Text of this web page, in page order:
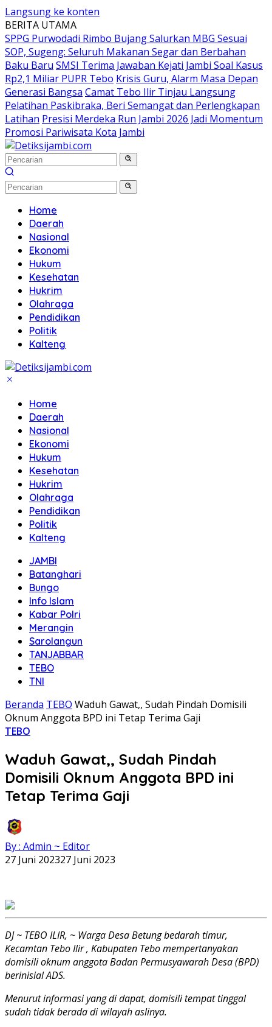
Langsung ke konten
BERITA UTAMA
SPPG Purwodadi Rimbo Bujang Salurkan MBG Sesuai
SOP, Sugeng: Seluruh Makanan Segar dan Berbahan
Baku Baru SMSI Terima Jawaban Kejati Jambi Soal Kasus
Rp2,1 Miliar PUPR Tebo Krisis Guru, Alarm Masa Depan
Generasi Bangsa Camat Tebo Ilir Tinjau Langsung
Pelatihan Paskibraka, Beri Semangat dan Perlengkapan
Latihan Presisi Merdeka Run Jambi 2026 Jadi Momentum
Promosi Pariwisata Kota Jambi
Home
Daerah
Nasional
Ekonomi
Hukum
Kesehatan
Hukrim
Olahraga
Pendidikan
Politik
Kalteng
Home
Daerah
Nasional
Ekonomi
Hukum
Kesehatan
Hukrim
Olahraga
Pendidikan
Politik
Kalteng
JAMBI
Batanghari
Bungo
Info Islam
Kabar Polri
Merangin
Sarolangun
TANJABBAR
TEBO
TNI
Beranda TEBO Waduh Gawat,, Sudah Pindah Domisili
Oknum Anggota BPD ini Tetap Terima Gaji
TEBO
Waduh Gawat,, Sudah Pindah
Domisili Oknum Anggota BPD ini
Tetap Terima Gaji
By : Admin ~ Editor
27 Juni 202327 Juni 2023
DJ ~ TEBO ILIR, ~ Warga Desa Betung bedarah timur,
Kecamtan Tebo Ilir , Kabupaten Tebo mempertanyakan
domisili oknum anggota Badan Permusyawarah Desa (BPD)
berinisial ADS.
Menurut informasi yang di dapat, domisili tempat tinggal
sudah tidak berada di wilayah aslinya.